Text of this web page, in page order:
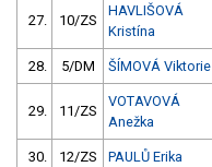
27. 10/ZS
HAVLIŠOVÁ
Kristína
28. 5/DM ŠÍMOVÁ Viktorie
29. 11/ZS
VOTAVOVÁ
Anežka
30. 12/ZS PAULŮ Erika